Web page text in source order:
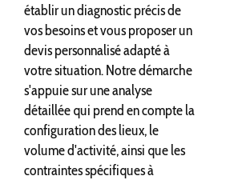
établir un diagnostic précis de
vos besoins et vous proposer un
devis personnalisé adapté à
votre situation. Notre démarche
s'appuie sur une analyse
détaillée qui prend en compte la
configuration des lieux, le
volume d'activité, ainsi que les
contraintes spécifiques à